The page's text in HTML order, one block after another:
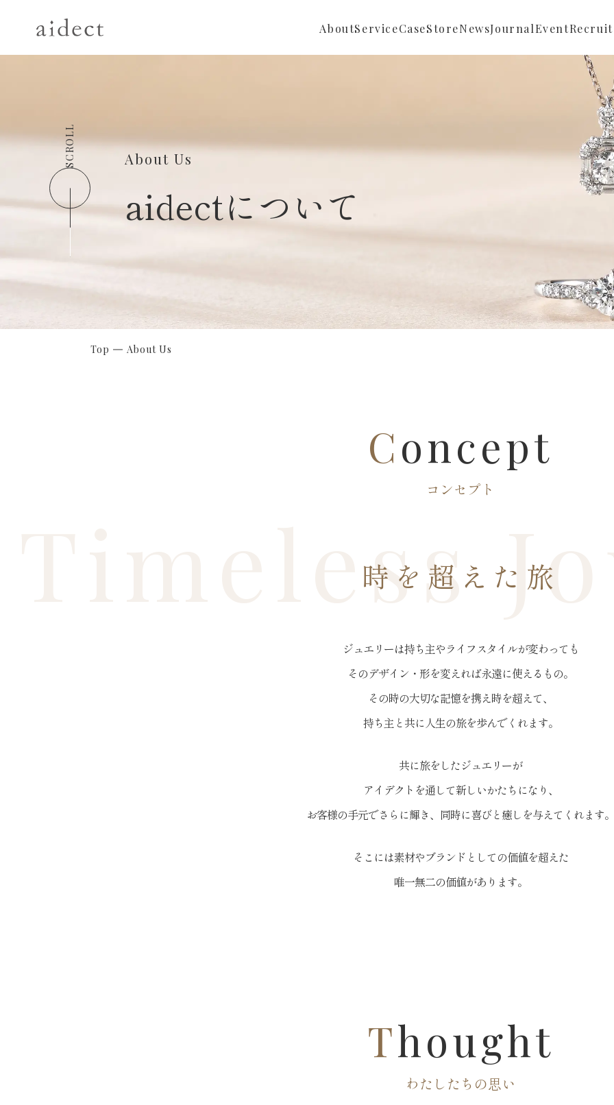
AboutServiceCaseStoreNewsJournalEventRecruit
About Us
aidectについて
SCROLL
Top About Us
Concept
コンセプト
Timeless
時を超えた旅
ジュエリーは持ち主やライフスタイルが変わっても
そのデザイン・形を変えれば永遠に使えるもの。
その時の大切な記憶を携え時を超えて、
持ち主と共に人生の旅を歩んでくれます。
共に旅をしたジュエリーが
アイデクトを通して新しいかたちになり、
お客様の手元でさらに輝き、 同時に喜びと癒しを与えてくれます。
そこには素材やブランドとしての価値を超えた
唯一無二の価値があります。
Thought
わたしたちの思い